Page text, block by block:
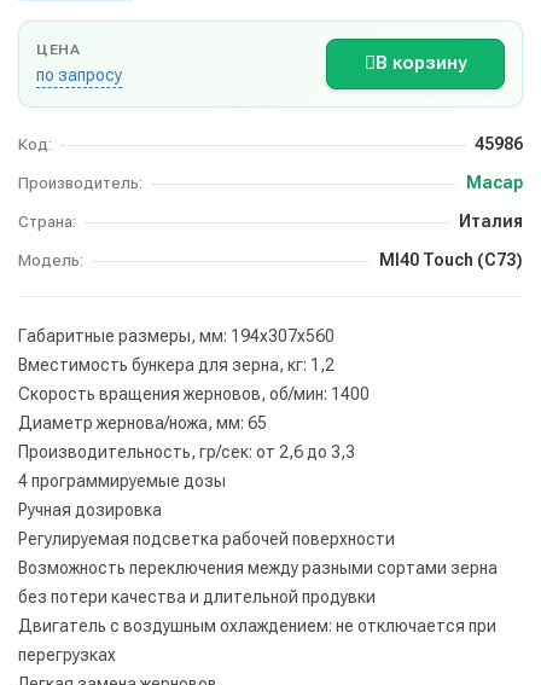
ЦЕНА
по запросу
В корзину
Код: 45986
Производитель: Macap
Страна: Италия
Модель: MI40 Touch (C73)
Габаритные размеры, мм: 194х307х560
Вместимость бункера для зерна, кг: 1,2
Скорость вращения жерновов, об/мин: 1400
Диаметр жернова/ножа, мм: 65
Производительность, гр/сек: от 2,6 до 3,3
4 программируемые дозы
Ручная дозировка
Регулируемая подсветка рабочей поверхности
Возможность переключения между разными сортами зерна
без потери качества и длительной продувки
Двигатель с воздушным охлаждением: не отключается при
перегрузках